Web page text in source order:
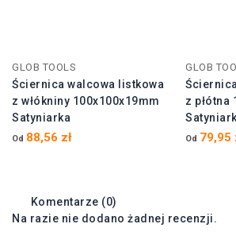
GLOB TOOLS
Ściernica walcowa listkowa
z włókniny 100x100x19mm
Satyniarka
Od 88,56 zł
GLOB
z płótna
Od 79,95
Komentarze (0)
Na razie nie dodano żadnej recenzji.